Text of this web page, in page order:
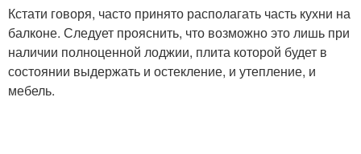
Кстати говоря, часто принято располагать часть кухни на
балконе. Следует прояснить, что возможно это лишь при
наличии полноценной лоджии, плита которой будет в
состоянии выдержать и остекление, и утепление, и
мебель.